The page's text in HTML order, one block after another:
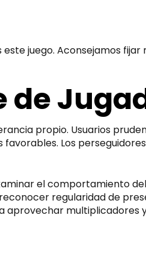
juego. Aconsejamos
de
propio. Usuarios
Los
el comportamiento
regularidad de
aprovechar multiplicadores